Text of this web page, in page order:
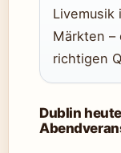
Livemusik
Märkten –
richtigen
Dublin